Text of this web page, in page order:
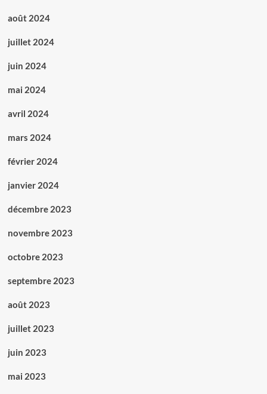
août 2024
juillet 2024
juin 2024
mai 2024
avril 2024
mars 2024
février 2024
janvier 2024
décembre 2023
novembre 2023
octobre 2023
septembre 2023
août 2023
juillet 2023
juin 2023
mai 2023